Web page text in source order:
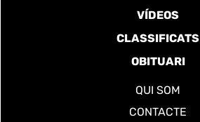
VÍDEOS
CLASSIFICATS
OBITUARI
QUI SOM
CONTACTE